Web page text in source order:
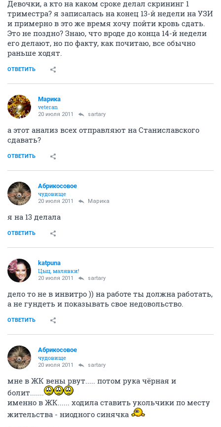
Девочки, а кто на каком сроке делал скрининг 1
триместра? я записалась на конец 13-й недели на УЗИ
и примерно в это же время хочу пойти кровь сдать.
Это не поздно? Знаю, что вроде до конца 14-й недели
его делают, но по факту, как почитаю, все обычно
раньше ходят.
ОТВЕТИТЬ
Марика
veteran
20 июля 2011 sartary
а этот анализ всех отправляют на Станиславского
сдавать?
ОТВЕТИТЬ
Абрикосовое
чудовище
20 июля 2011 Марика
я на 13 делала
ОТВЕТИТЬ
katpuna
Цыц, малявки!
20 июля 2011 sartary
дело то не в инвитро )) на работе ты должна работать,
а не гундеть и показывать свое недовольство.
ОТВЕТИТЬ
Абрикосовое
чудовище
20 июля 2011 sartary
мне в ЖК вены рвут..... потом рука чёрная и
болит.......
именно в ЖК...... ходила ставить укольчики по месту
жительства - ниодного синячка